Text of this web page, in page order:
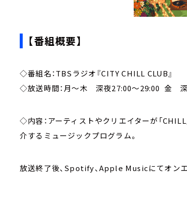
【番組概要】
◇番組名：TBSラジオ『CITY CHILL CLUB』
◇放送時間：月～木 深夜27:00～29:00 金
◇内容：アーティストやクリエイターが「
介するミュージックプログラム。
放送終了後、Spotify、Apple Musicにてオン